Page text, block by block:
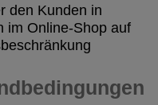
den Kunden in
im Online-Shop auf